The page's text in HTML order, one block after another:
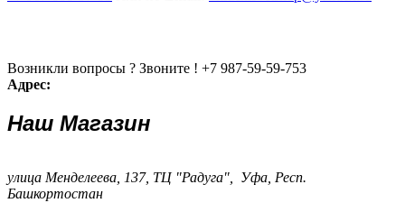
Возникли вопросы ? Звоните ! +7 987-59-59-753
Адрес:
Наш Магазин
улица Менделеева, 137, ТЦ "Радуга", Уфа, Респ.
Башкортостан